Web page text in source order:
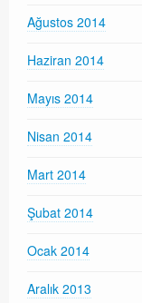
Ağustos 2014
Haziran 2014
Mayıs 2014
Nisan 2014
Mart 2014
Şubat 2014
Ocak 2014
Aralık 2013